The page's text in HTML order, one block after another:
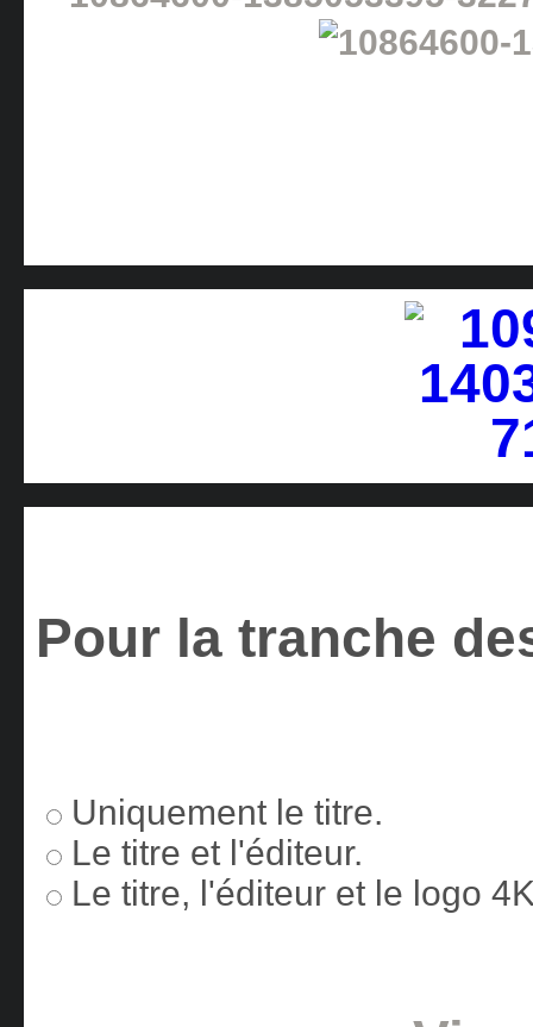
Pour la tranche
Uniquement le titre.
Le titre et l'éditeur.
Le titre, l'éditeur et le logo